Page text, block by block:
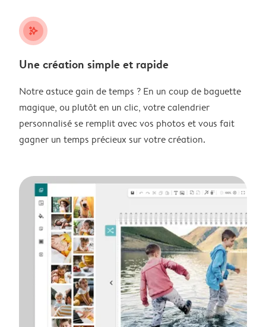
stars_plus
Une création simple et rapide
Notre astuce gain de temps ? En un coup de baguette
magique, ou plutôt en un clic, votre calendrier
personnalisé se remplit avec vos photos et vous fait
gagner un temps précieux sur votre création.